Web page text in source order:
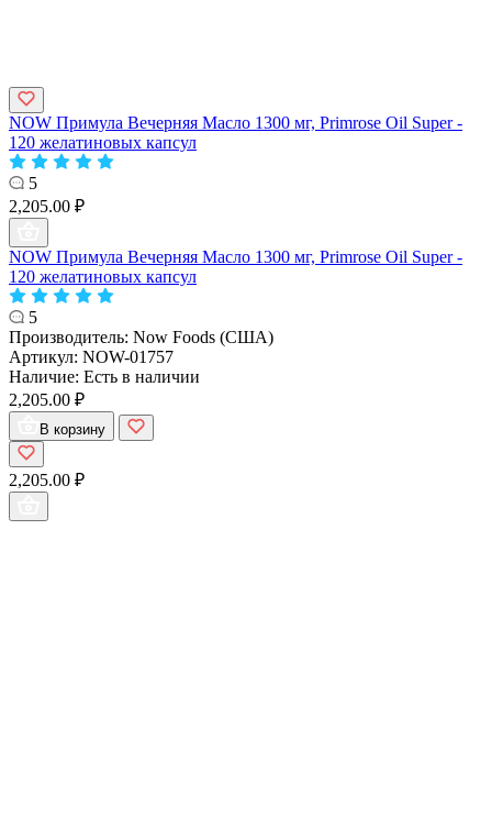
NOW Примула Вечерняя Масло 1300 мг, Primrose Oil Super -
120 желатиновых капсул
5
2,205.00 ₽
NOW Примула Вечерняя Масло 1300 мг, Primrose Oil Super -
120 желатиновых капсул
5
Производитель: Now Foods (США)
Артикул: NOW-01757
Наличие: Есть в наличии
2,205.00 ₽
В корзину
2,205.00 ₽